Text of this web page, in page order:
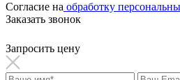
Согласие на обработку
Заказать звонок
Запросить цену